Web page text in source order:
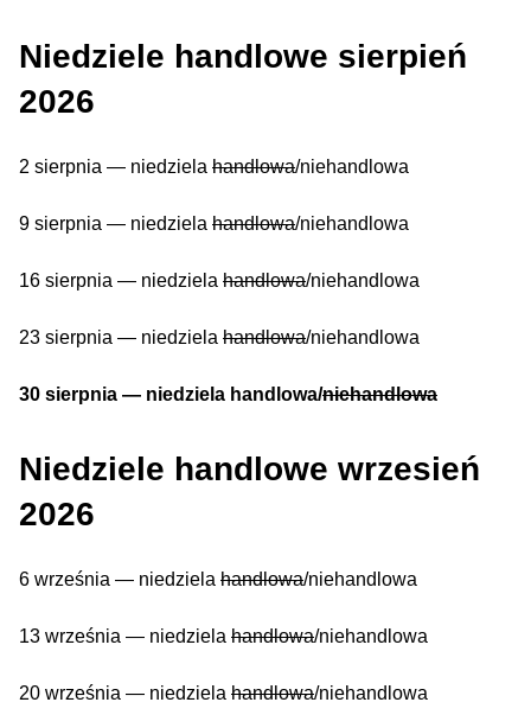
Niedziele handlowe sierpień
2026
2 sierpnia — niedziela handlowa/niehandlowa
9 sierpnia — niedziela handlowa/niehandlowa
16 sierpnia — niedziela handlowa/niehandlowa
23 sierpnia — niedziela handlowa/niehandlowa
30 sierpnia — niedziela handlowa/niehandlowa
Niedziele handlowe wrzesień
2026
6 września — niedziela handlowa/niehandlowa
13 września — niedziela handlowa/niehandlowa
20 września — niedziela handlowa/niehandlowa